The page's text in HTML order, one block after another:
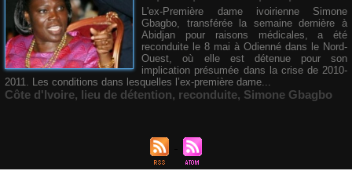
L'ex-Première dame ivoirienne Simone
Gbagbo, transférée la semaine dernière à
Abidjan pour raisons médicales, a été
reconduite le 8 mai à Odienné dans le Nord-
Ouest, où elle est détenue pour son
implication présumée dans la crise de 2010-
2011. Les conditions dans lesquelles l’ex-première dame...
Côte d'Ivoire, lieu de détention, reconduite, Simone Gbagbo